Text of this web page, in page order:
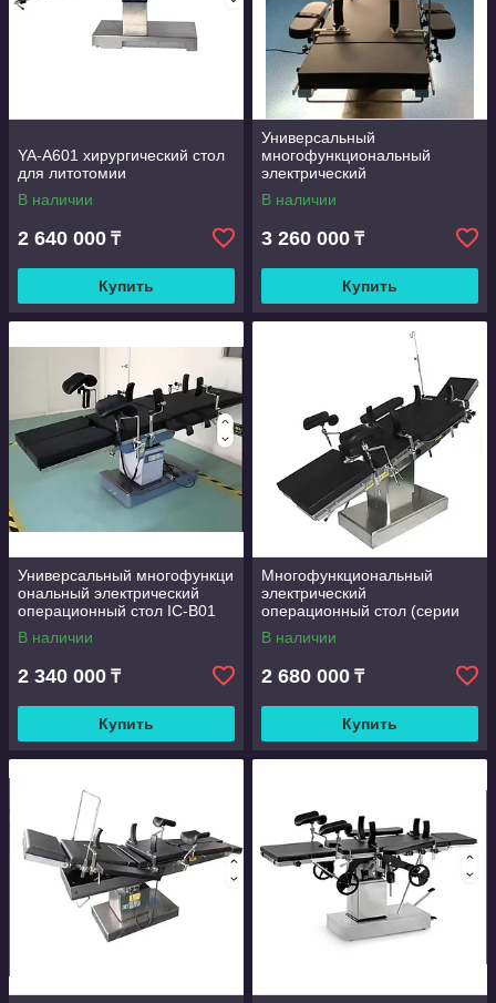
YA-A601 хирургический стол
для литотомии
В наличии
2 640 000 ₸
Купить
Универсальный
многофункциональный
электрический
операционный стол VON ET-
300
В наличии
3 260 000 ₸
Купить
Универсальный многофункци
ональный электрический
операционный стол IC-B01
В наличии
2 340 000 ₸
Купить
Многофункциональный
электрический
операционный стол (серии
SY-0138145 / MT300)
В наличии
2 680 000 ₸
Купить